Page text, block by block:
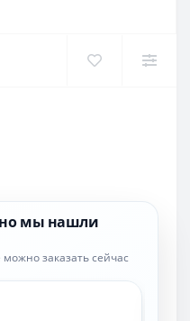
но мы нашли
заказать сейчас